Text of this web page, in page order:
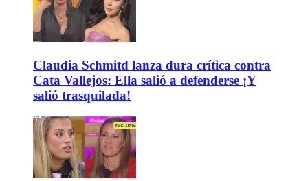
Claudia Schmitd lanza dura crítica contra
Cata Vallejos: Ella salió a defenderse ¡Y
salió trasquilada!